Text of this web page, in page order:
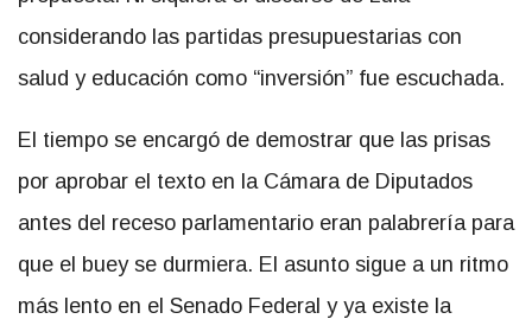
considerando las partidas presupuestarias con
salud y educación como “inversión” fue escuchada.
El tiempo se encargó de demostrar que las prisas
por aprobar el texto en la Cámara de Diputados
antes del receso parlamentario eran palabrería para
que el buey se durmiera. El asunto sigue a un ritmo
más lento en el Senado Federal y ya existe la